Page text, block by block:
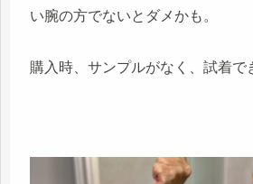
い腕の方でないとダメかも。
購入時、サンプルがなく、試着で